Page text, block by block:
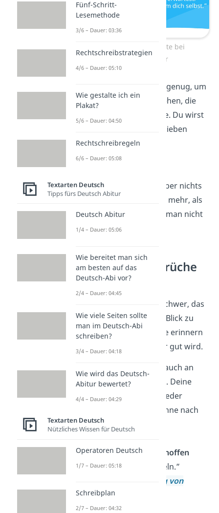
Aufmunternde Worte bei
Liebeskummer
ist stark genug, um
die Liebe zu überstehen, die
nicht bleiben konnte. Du wirst
wieder lächeln und lieben
können.”
schmerzhaft sein, aber nichts
schmerzt auf Dauer mehr, als
dort zu bleiben, wo man nicht
hingehört.”
Aufbauende Sprüche
bei Krankheit
Bei Krankheiten ist es schwer, das
Positivenicht aus dem Blick zu
verlieren. Diese Sprüche erinnern
daran, dass alles wieder gut wird.
„Die Sonne scheint auch an
regnerischen Tagen. Deine
Gesundheit
wird wieder
strahlen, wie die Sonne nach
einem Sturm.”
„In allen Dingen ist
hoffen
besser als verzweifeln.”
Johann Wolfgang von
Goethe
Fünf-Schritt-
Lesemethode
3/6 – Dauer: 03:36
Rechtschreibstrategien
4/6 – Dauer: 05:10
Wie gestalte ich ein
Plakat?
5/6 – Dauer: 04:50
Rechtschreibregeln
6/6 – Dauer: 05:08
Textarten Deutsch
Tipps fürs Deutsch Abitur
Deutsch Abitur
1/4 – Dauer: 05:06
Wie bereitet man sich
am besten auf das
Deutsch-Abi vor?
2/4 – Dauer: 04:45
Wie viele Seiten sollte
man im Deutsch-Abi
schreiben?
3/4 – Dauer: 04:18
Wie wird das Deutsch-
Abitur bewertet?
4/4 – Dauer: 04:29
Textarten Deutsch
Nützliches Wissen für Deutsch
Operatoren Deutsch
1/7 – Dauer: 05:18
Schreibplan
2/7 – Dauer: 04:32